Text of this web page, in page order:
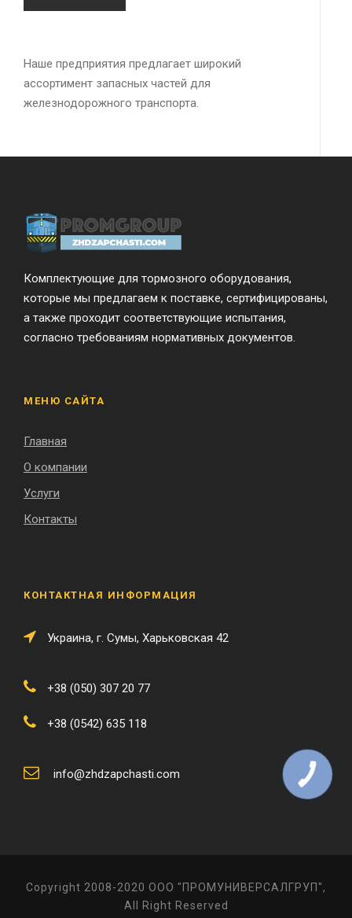
Наше предприятия предлагает широкий
ассортимент запасных частей для
железнодорожного транспорта.
Комплектующие для тормозного оборудования,
которые мы предлагаем к поставке, сертифицированы,
а также проходит соответствующие испытания,
согласно требованиям нормативных документов.
МЕНЮ САЙТА
Главная
О компании
Услуги
Контакты
КОНТАКТНАЯ ИНФОРМАЦИЯ
Украина, г. Сумы, Харьковская 42
+38 (050) 307 20 77
+38 (0542) 635 118
info@zhdzapchasti.com
Copyright 2008-2020 ООО "ПРОМУНИВЕРСАЛГРУП",
All Right Reserved
КНОПКА
ЗВ'ЯЗКУ